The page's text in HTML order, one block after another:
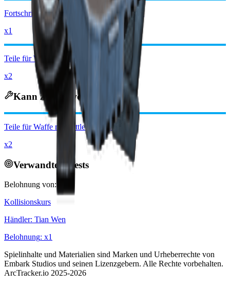
Fortschrittliche mechanische Komponenten
x1
Teile für Waffe mit mittlerer Munition
x2
Kann zerlegt werden zu
Teile für Waffe mit mittlerer Munition
x2
Verwandte Quests
Belohnung von:
Kollisionskurs
Händler: Tian Wen
Belohnung: x1
Spielinhalte und Materialien sind Marken und Urheberrechte von
Embark Studios und seinen Lizenzgebern. Alle Rechte vorbehalten.
ArcTracker.io 2025-2026